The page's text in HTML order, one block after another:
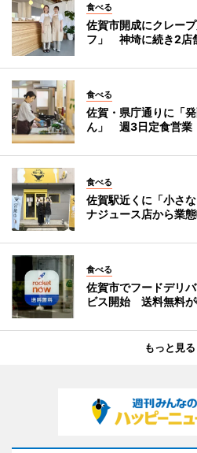
食べる
佐賀市開成にクレー
フ」 神埼に続き2店
食べる
佐賀・県庁通りに「
ん」 週3日定食営業
食べる
佐賀駅近くに「小さ
ナジュース店から業
食べる
佐賀市でフードデリ
ビス開始 送料無料
もっと見る